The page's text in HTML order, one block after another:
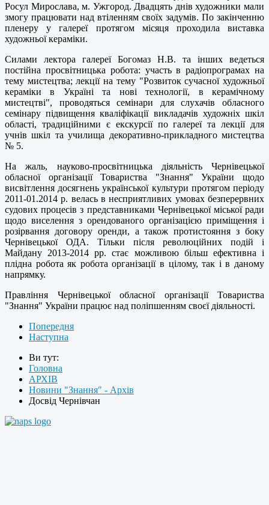
Росул Мирослава, м. Ужгород. Двадцять днів художники мали
змогу працювати над втіленням своїх задумів. По закінченню
пленеру у галереї протягом місяця проходила виставка
художньої кераміки.
Силами лектора галереї Богомаз Н.В. та інших ведеться
постійна просвітницька робота: участь в радіопрограмах на
тему мистецтва; лекції на тему "Розвиток сучасної художньої
кераміки в Україні та нові технології, в керамічному
мистецтві", проводяться семінари для слухачів обласного
семінару підвищення кваліфікації викладачів художніх шкіл
області, традиційними є екскурсії по галереї та лекції для
учнів шкіл та училища декоративно-прикладного мистецтва
№ 5.
На жаль, науково-просвітницька діяльність Чернівецької
обласної організації Товариства "Знання" України щодо
висвітлення досягнень української культури протягом періоду
2011-01.2014 р. велась в несприятливих умовах безперервних
судових процесів з представниками Чернівецької міської ради
щодо виселення з орендованого організацією приміщення і
розірвання договору оренди, а також протистояння з боку
Чернівецької ОДА. Тільки після революційних подій і
Майдану 2013-2014 рр. стає можливою більш ефективна і
плідна робота як робота організації в цілому, так і в даному
напрямку.
Правління Чернівецької обласної організації Товариства
"Знання" України працює над поліпшенням своєї діяльності.
Попередня
Наступна
Ви тут:
Головна
АРХІВ
Новини "Знання" - Архів
Досвід Чернівчан